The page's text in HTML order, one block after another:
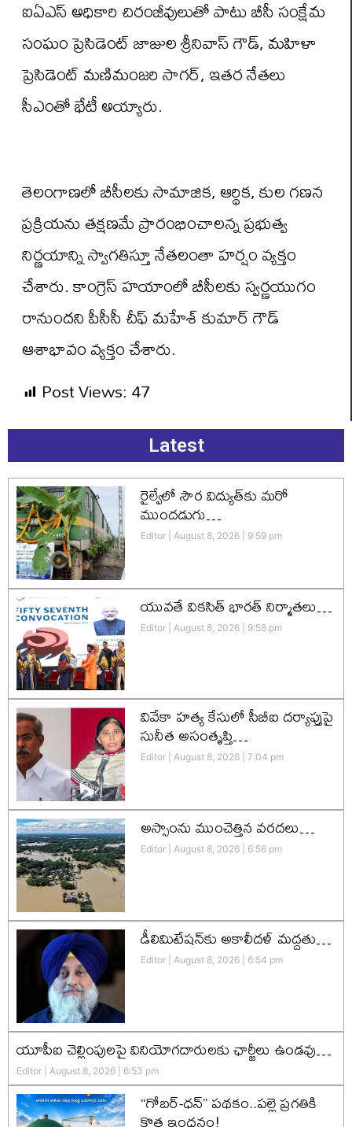
ఐఏఎస్ అధికారి చిరంజీవులుతో పాటు బీసీ సంక్షేమ
సంఘం ప్రెసిడెంట్ జాజుల శ్రీనివాస్ గౌడ్, మహిళా
ప్రెసిడెంట్ మణిమంజరి సాగర్, ఇతర నేతలు
సీఎంతో భేటీ అయ్యారు.
తెలంగాణ‌లో బీసీలకు సామాజిక‌, ఆర్థిక, కుల గణన
ప్ర‌క్రియ‌ను త‌క్ష‌ణ‌మే ప్రారంభించాల‌న్న ప్రభుత్వ
నిర్ణయాన్ని స్వాగతిస్తూ నేతలంతా హర్షం వ్యక్తం
చేశారు. కాంగ్రెస్ హయాంలో బీసీలకు స్వర్ణయుగం
రానుందని పీసీసీ చీఫ్ మహేశ్ కుమార్ గౌడ్
ఆశాభావం వ్యక్తం చేశారు.
Post Views:47
Latest
రైల్వేలో సౌర విద్యుత్‌కు మరో
ముందడుగు…
Editor August 8, 2026 9:59 pm
యువతే వికసిత్‌ భారత్‌ నిర్మాతలు…
Editor August 8, 2026 9:58 pm
వివేకా హత్య కేసులో సీబీఐ దర్యాప్తుపై
సునీత అసంతృప్తి…
Editor August 8, 2026 7:04 pm
అస్సాంను ముంచెత్తిన వరదలు…
Editor August 8, 2026 6:56 pm
డీలిమిటేషన్‌కు అకాలీదళ్‌ మద్దతు…
Editor August 8, 2026 6:54 pm
యూపీఐ చెల్లింపులపై వినియోగదారులకు ఛార్జీలు ఉండవు…
Editor August 8, 2026 6:53 pm
“గోబర్-ధన్” పథకం..పల్లె ప్రగతికి